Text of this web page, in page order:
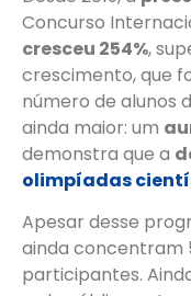
Concurso
cresceu 254%,
crescimento, que
número de alunos
ainda maior: um
demonstra que a
olimpíadas
Apesar desse
ainda concentram
participantes.